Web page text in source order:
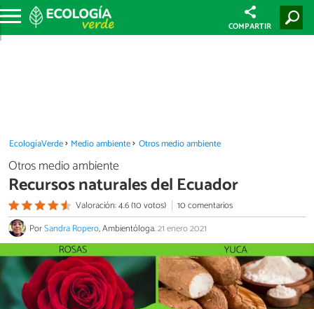
COMPARTIR
EcologíaVerde Medio ambiente Otros medio ambiente
Otros medio ambiente
Recursos naturales del Ecuador
Valoración: 4.6 (10 votos)
10 comentarios
PorSandra Ropero, Ambientóloga.21 enero 2021